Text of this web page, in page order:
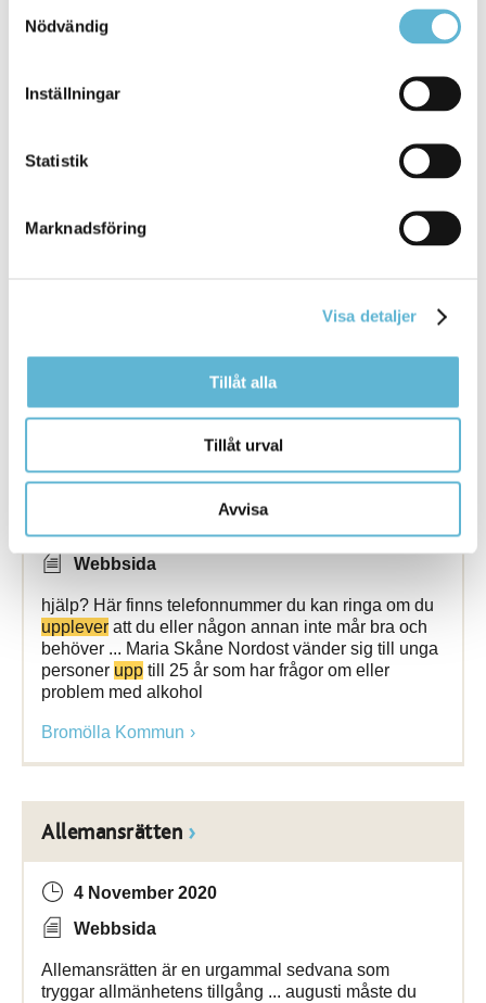
Nödvändig
Inställningar
Statistik
Marknadsföring
Visa detaljer
Tillåt alla
Tillåt urval
Avvisa
Akuta psykiska problem
10 September 2024
kris innebär att ställas inför en situation som
upplevs
kontakt. I ett samtal med dem kan du få
Alkohol och droger
Webbsida
hjälp? Här finns telefonnummer du kan ringa om du
upplever att du eller någon annan inte mår bra och
behöver ... Maria Skåne Nordost vänder sig till unga
personer upp till 25 år som har frågor om eller
problem med alkohol
Bromölla Kommun
Allemansrätten
4 November 2020
Webbsida
Allemansrätten är en urgammal sedvana som
tryggar allmänhetens tillgång ... augusti måste du